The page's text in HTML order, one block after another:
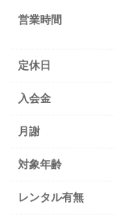
営業時間
定休日
入会金
月謝
対象年齢
レンタル有無